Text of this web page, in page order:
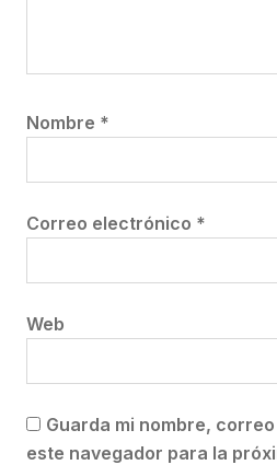
Nombre *
Correo electrónico *
Web
Guarda mi nombre,
este navegador para la